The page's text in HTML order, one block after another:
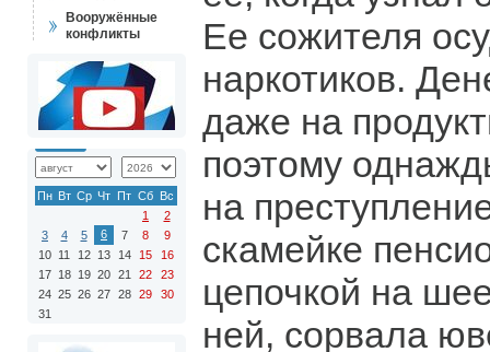
Вооружённые
конфликты
Пн Вт Ср Чт Пт Сб Вс
1
2
3
4 5 6 7 8
9
10 11 12 13 14 15
16
17 18 19 20 21 22
23
24 25 26 27 28 29
30
31
Ее сожителя
наркотиков.
даже на
поэтому
на
скамейке
цепочкой на
ней, сорвала